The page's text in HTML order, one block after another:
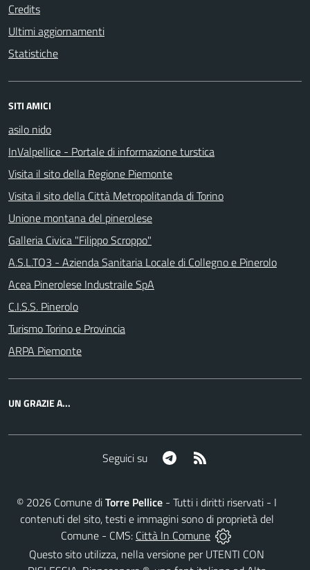
Credits
Ultimi aggiornamenti
Statistiche
SITI AMICI
asilo nido
InValpellice - Portale di informazione turstica
Visita il sito della Regione Piemonte
Visita il sito della Città Metropolitanda di Torino
Unione montana del pinerolese
Galleria Civica "Filippo Scroppo"
A.S.L.TO3 - Azienda Sanitaria Locale di Collegno e Pinerolo
Acea Pinerolese Industraile SpA
C.I.S.S. Pinerolo
Turismo Torino e Provincia
ARPA Piemonte
UN GRAZIE A...
Seguici su Telegram
© 2026 Comune diTorre Pellice - Tutti i diritti riservati - I
contenuti del sito, testi e immagini sono di proprietà del
Comune - CMS: Città In Comune
Questo sito utilizza, nella versione per UTENTI CON